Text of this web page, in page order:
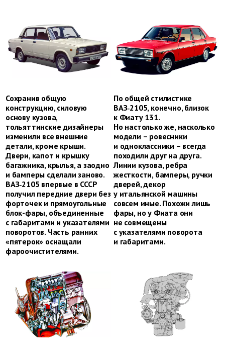
Сохранив общую
конструкцию, силовую
основу кузова,
тольяттинские дизайнеры
изменили все внешние
детали, кроме крыши.
Двери, капот и крышку
багажника, крылья, а заодно
и бамперы сделали заново.
ВАЗ‑2105 впервые в СССР
получил передние двери без
форточек и прямоугольные
блок-фары, объединенные
с габаритами и указателями
поворотов. Часть ранних
«пятерок» оснащали
фароочистителями.
По общей стилистике
ВАЗ‑2105, конечно, близок
к Фиату 131.
Но настолько же, насколько
модели – ровесники
и одноклассники – всегда
походили друг на друга.
Линии кузова, ребра
жесткости, бамперы, ручки
дверей, декор
у итальянской машины
совсем иные. Похожи лишь
фары, но у Фиата они
не совмещены
с указателями поворота
и габаритами.